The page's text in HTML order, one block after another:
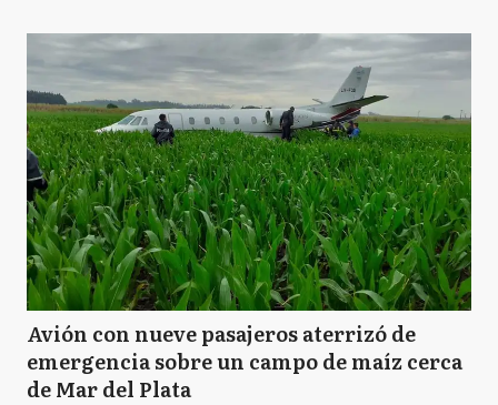
Avión con nueve pasajeros aterrizó de
emergencia sobre un campo de maíz cerca
de Mar del Plata